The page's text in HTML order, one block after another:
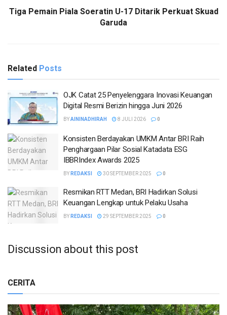
Tiga Pemain Piala Soeratin U-17 Ditarik Perkuat Skuad
Garuda
Related Posts
OJK Catat 25 Penyelenggara Inovasi Keuangan
Digital Resmi Berizin hingga Juni 2026
BYAININADHIRAH 8 JULI 2026 0
Konsisten Berdayakan UMKM Antar BRI Raih
Penghargaan Pilar Sosial Katadata ESG
IBBRIndex Awards 2025
BY REDAKSI 30 SEPTEMBER 2025 0
Resmikan RTT Medan, BRI Hadirkan Solusi
Keuangan Lengkap untuk Pelaku Usaha
BY REDAKSI 29 SEPTEMBER 2025 0
Discussion about this post
CERITA